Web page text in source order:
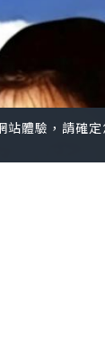
體驗，請確定